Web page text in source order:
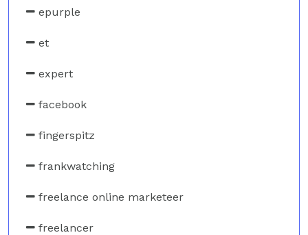
epurple
et
expert
facebook
fingerspitz
frankwatching
freelance online marketeer
freelancer